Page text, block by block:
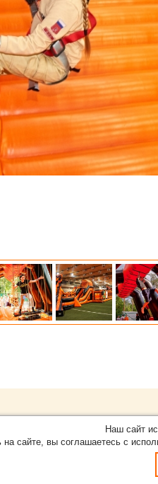
в Екатеринбурге.
О проекте
Карта сайта
Наш сайт
на сайте, вы соглашаетесь с